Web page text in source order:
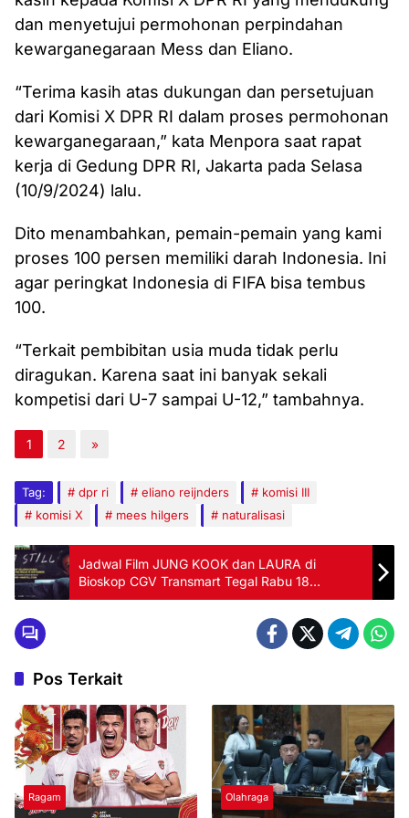
dan menyetujui permohonan perpindahan
kewarganegaraan Mess dan Eliano.
“Terima kasih atas dukungan dan persetujuan
dari Komisi X DPR RI dalam proses permohonan
kewarganegaraan,” kata Menpora saat rapat
kerja di Gedung DPR RI, Jakarta pada Selasa
(10/9/2024) lalu.
Dito menambahkan, pemain-pemain yang kami
proses 100 persen memiliki darah Indonesia. Ini
agar peringkat Indonesia di FIFA bisa tembus
100.
“Terkait pembibitan usia muda tidak perlu
diragukan. Karena saat ini banyak sekali
kompetisi dari U-7 sampai U-12,” tambahnya.
1 2 »
Tag: dpr ri eliano reijnders
komisi III
komisi X
mees hilgers naturalisasi
Jadwal Film JUNG KOOK dan LAURA di
Bioskop CGV Transmart Tegal Rabu 18
September 2024
Pos Terkait
Ragam Olahraga